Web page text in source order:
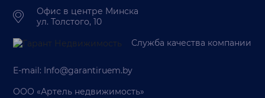
Офис в центре Минска
ул. Толстого, 10
Служба качества компании
E-mail: Info@garantiruem.by
ООО «Артель недвижимость»